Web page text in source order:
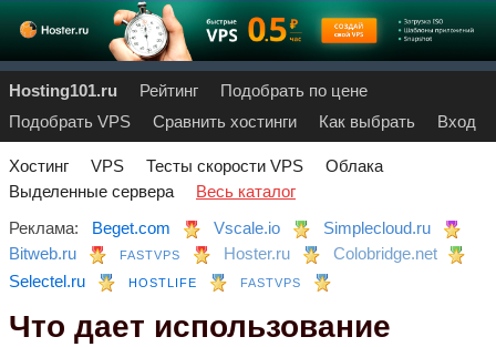
Hosting101.ru Рейтинг
Подобрать по цене
Подобрать VPS
Сравнить хостинги Как выбрать Вход
Хостинг VPS Тесты скорости VPS
Облака
Выделенные сервера
Весь каталог
Реклама:
Beget.com Vscale.io
Simplecloud.ru
Bitweb.ru
FASTVPS Hoster.ru
Colobridge.net
Selectel.ru
HOSTLIFE FASTVPS
Что дает использование